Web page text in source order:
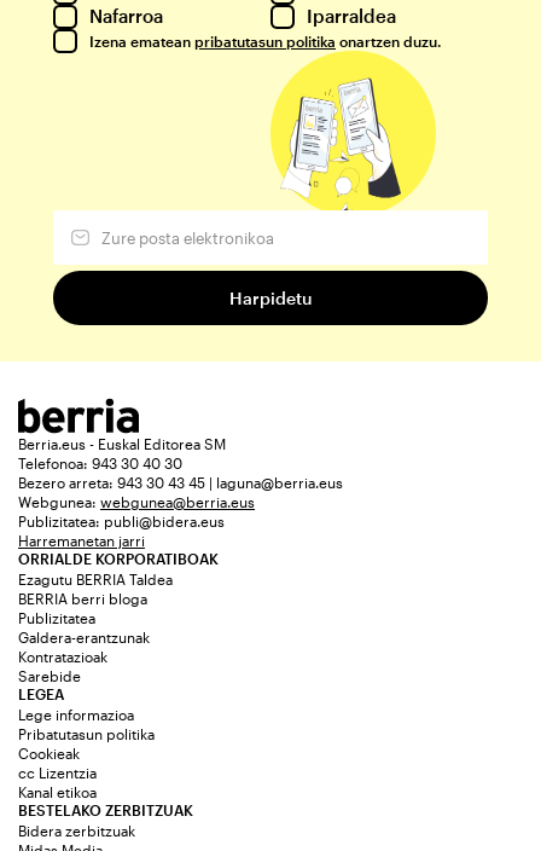
Nafarroa
Iparraldea
Izena ematean pribatutasun politika onartzen duzu.
Berria.eus - Euskal Editorea SM
Telefonoa: 943 30 40 30
Bezero arreta: 943 30 43 45 | laguna@berria.eus
Webgunea: webgunea@berria.eus
Publizitatea: publi@bidera.eus
Harremanetan jarri
ORRIALDE KORPORATIBOAK
Ezagutu BERRIA Taldea
BERRIA berri bloga
Publizitatea
Galdera-erantzunak
Kontratazioak
Sarebide
LEGEA
Lege informazioa
Pribatutasun politika
Cookieak
cc Lizentzia
Kanal etikoa
BESTELAKO ZERBITZUAK
Bidera zerbitzuak